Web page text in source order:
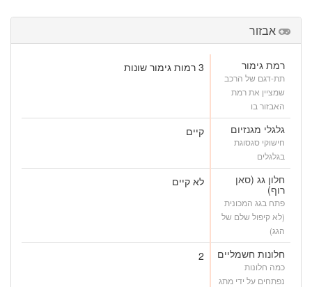
אבזור
רמת גימור
תת-דגם של הרכב
שמציין את רמת
האבזור בו
3 רמות גימור שונות
גלגלי מגנזיום
חישוקי סגסוגת
בגלגלים
קיים
חלון גג (סאן
רוף)
פתח בגג המכונית
(לא קיפול שלם של
הגג)
לא קיים
חלונות חשמליים
כמה חלונות
נפתחים על ידי מתג
2